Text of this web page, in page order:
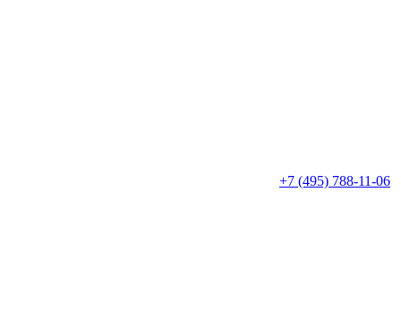
+7 (495) 788-11-06